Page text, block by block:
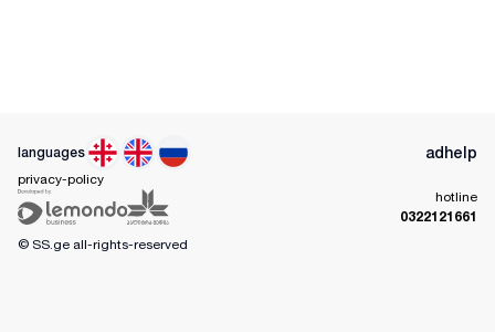
languages adhelp
privacy-policy
hotline
0322121661
© SS.ge all-rights-reserved